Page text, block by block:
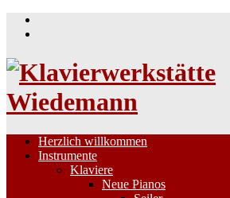
Skip
Herzlich willkommen
Instrumente
Klaviere
Neue Pianos